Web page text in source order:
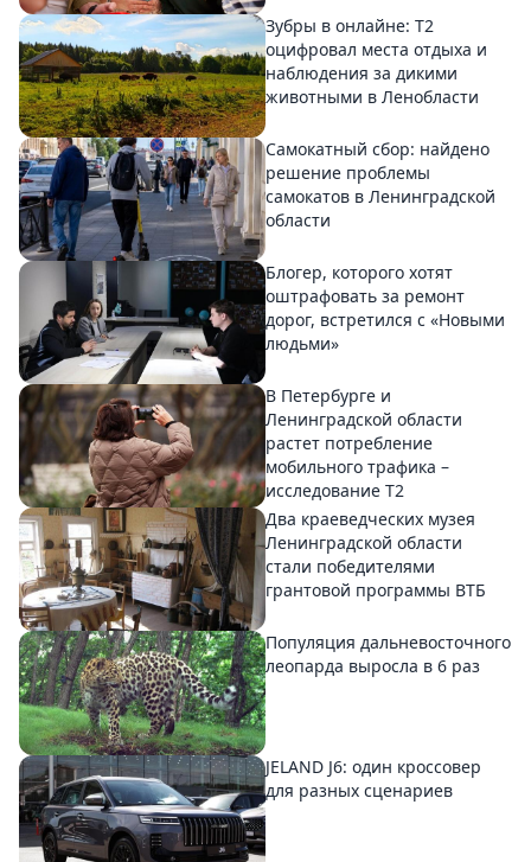
Зубры в онлайне: Т2
оцифровал места отдыха и
наблюдения за дикими
животными в Ленобласти
Самокатный сбор: найдено
решение проблемы
самокатов в Ленинградской
области
Блогер, которого хотят
оштрафовать за ремонт
дорог, встретился с «Новыми
людьми»
В Петербурге и
Ленинградской области
растет потребление
мобильного трафика –
исследование T2
Два краеведческих музея
Ленинградской области
стали победителями
грантовой программы ВТБ
Популяция дальневосточного
леопарда выросла в 6 раз
JELAND J6: один кроссовер
для разных сценариев